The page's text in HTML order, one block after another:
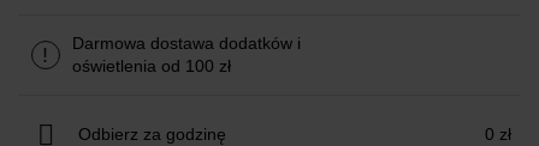
!
Darmowa dostawa dodatków i
oświetlenia od 100 zł
Odbierz za godzinę 0 zł